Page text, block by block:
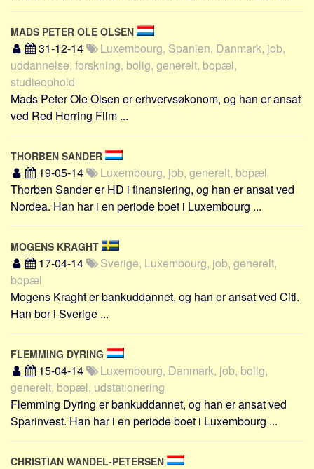
MADS PETER OLE OLSEN
31-12-14
Luxembourg, Spanien, Danmark, job,
uddannelse, forskning, bolig, generelt, bopæl,
studieophold
Mads Peter Ole Olsen er erhvervsøkonom, og han er ansat
ved Red Herring Film ...
THORBEN SANDER
19-05-14
Luxembourg, job, generelt, bopæl
Thorben Sander er HD i finansiering, og han er ansat ved
Nordea. Han har i en periode boet i Luxembourg ...
MOGENS KRAGHT
17-04-14
Sverige, Luxembourg, job, generelt,
bopæl
Mogens Kraght er bankuddannet, og han er ansat ved Citi.
Han bor i Sverige ...
FLEMMING DYRING
15-04-14
Luxembourg, Danmark, job, bolig,
generelt, bopæl, udstationering
Flemming Dyring er bankuddannet, og han er ansat ved
Sparinvest. Han har i en periode boet i Luxembourg ...
CHRISTIAN WANDEL-PETERSEN